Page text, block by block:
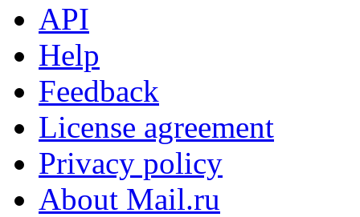
API
Help
Feedback
License agreement
Privacy policy
About Mail.ru